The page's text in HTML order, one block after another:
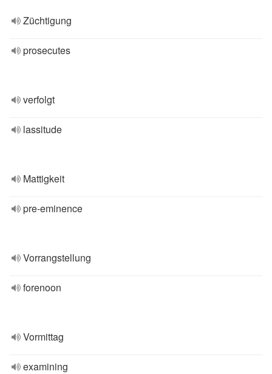
Züchtigung
prosecutes
verfolgt
lassitude
Mattigkeit
pre-eminence
Vorrangstellung
forenoon
Vormittag
examining